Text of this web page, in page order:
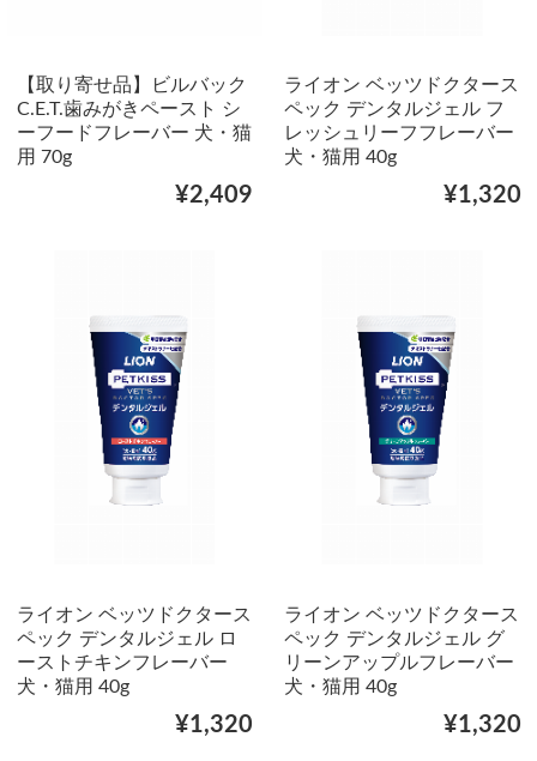
【取り寄せ品】ビルバック
C.E.T.歯みがきペースト シ
ーフードフレーバー 犬・猫
用 70g
¥2,409
ライオン ベッツドクタース
ペック デンタルジェル フ
レッシュリーフフレーバー
犬・猫用 40g
¥1,320
ライオン ベッツドクタース
ペック デンタルジェル ロ
ーストチキンフレーバー
犬・猫用 40g
¥1,320
ライオン ベッツドクタース
ペック デンタルジェル グ
リーンアップルフレーバー
犬・猫用 40g
¥1,320